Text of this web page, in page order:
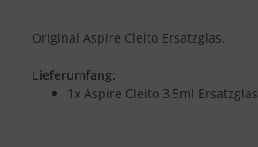
Original Aspire Cleito Ersatzglas.
Lieferumfang:
1x Aspire Cleito 3,5ml Ersatzglas